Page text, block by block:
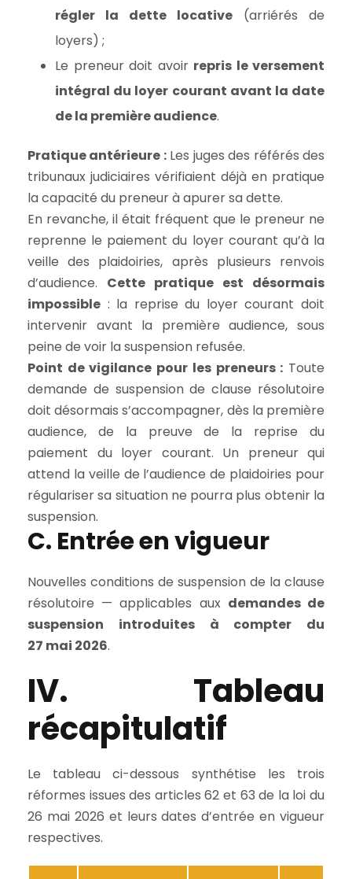
régler la dette locative (arriérés de
loyers) ;
Le preneur doit avoir repris le versement
intégral du loyer courant avant la date
de la première audience.
Pratique antérieure :Les juges des référés des
tribunaux judiciaires vérifiaient déjà en pratique
la capacité du preneur à apurer sa dette.
En revanche, il était fréquent que le preneur ne
reprenne le paiement du loyer courant qu’à la
veille des plaidoiries, après plusieurs renvois
d’audience. Cette pratique est désormais
impossible : la reprise du loyer courant doit
intervenir avant la première audience, sous
peine de voir la suspension refusée.
Point de vigilance pour les preneurs : Toute
demande de suspension de clause résolutoire
doit désormais s’accompagner, dès la première
audience, de la preuve de la reprise du
paiement du loyer courant. Un preneur qui
attend la veille de l’audience de plaidoiries pour
régulariser sa situation ne pourra plus obtenir la
suspension.
C. Entrée en vigueur
Nouvelles conditions de suspension de la clause
résolutoire — applicables aux demandes de
suspension introduites à compter du
27 mai 2026.
IV. Tableau
récapitulatif
Le tableau ci-dessous synthétise les trois
réformes issues des articles 62 et 63 de la loi du
26 mai 2026 et leurs dates d’entrée en vigueur
respectives.